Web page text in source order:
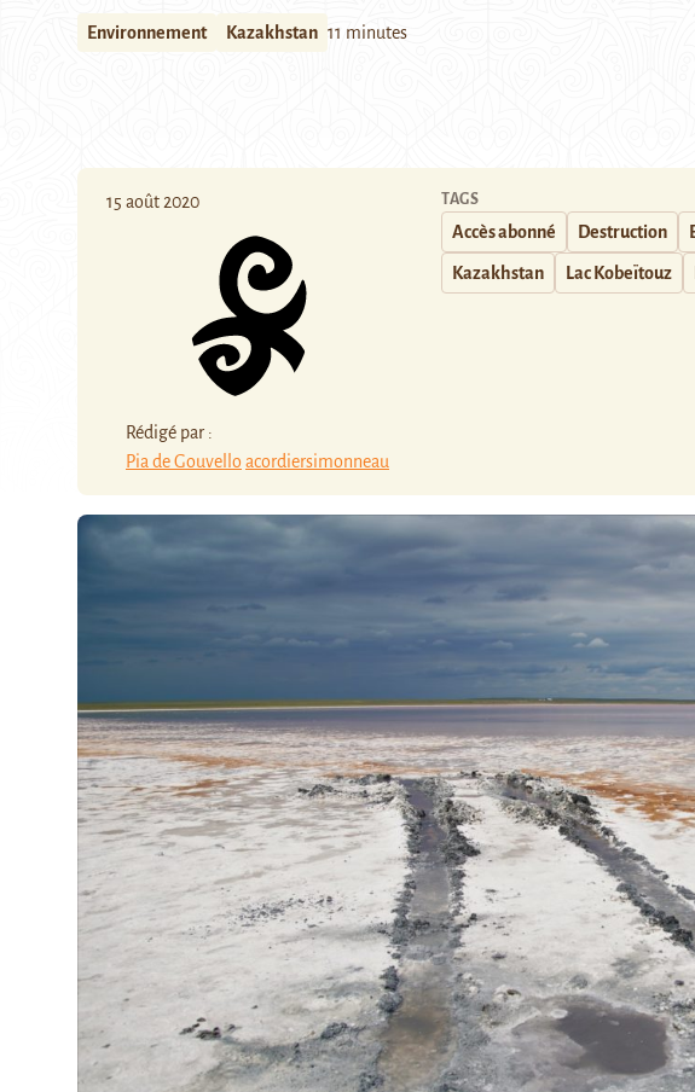
Environnement Kazakhstan 11 minutes
15 août 2020
Rédigé par :
Pia de Gouvello acordiersimonneau
TAGS
Accès abonné Destruction
Kazakhstan Lac Kobeïtouz